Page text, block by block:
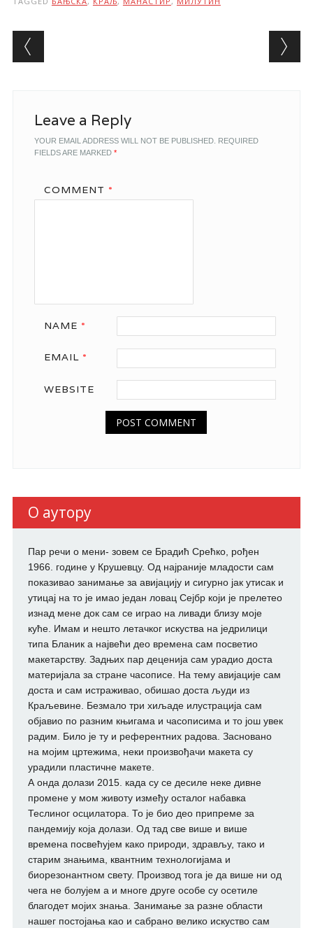
Post navigation
Leave a Reply
YOUR EMAIL ADDRESS WILL NOT BE PUBLISHED. REQUIRED
FIELDS ARE MARKED *
COMMENT *
NAME *
EMAIL *
WEBSITE
О аутору
Пар речи о мени- зовем се Брадић Срећко, рођен
1966. године у Крушевцу. Од најраније младости сам
показивао занимање за авијацију и сигурно јак утисак и
утицај на то је имао један ловац Сејбр који је прелетео
изнад мене док сам се играо на ливади близу моје
куће. Имам и нешто летачког искуства на једрилици
типа Бланик а највећи део времена сам посветио
макетарству. Задњих пар деценија сам урадио доста
материјала за стране часописе. На тему авијације сам
доста и сам истраживао, обишао доста људи из
Краљевине. Безмало три хиљаде илустрација сам
објавио по разним књигама и часописима и то још увек
радим. Било је ту и референтних радова. Засновано
на мојим цртежима, неки произвођачи макета су
урадили пластичне макете.
А онда долази 2015. када су се десиле неке дивне
промене у мом животу између осталог набавка
Теслиног осцилатора. То је био део припреме за
пандемију која долази. Од тад све више и више
времена посвећујем како природи, здрављу, тако и
старим знањима, квантним технологијама и
биорезонантном свету. Производ тога је да више ни од
чега не болујем а и многе друге особе су осетиле
благодет мојих знања. Занимање за разне области
нашег постојања као и сабрано велико искуство сам